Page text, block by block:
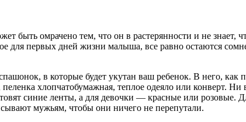
быть омрачено тем, что он в растерянности и не
для первых дней жизни малыша, все равно остаются
в которые будет укутан ваш ребенок. В него, как
хлопчатобумажная, теплое одеяло или конверт.
синие ленты, а для девочки — красные или
мужьям, чтобы они ничего не перепутали.